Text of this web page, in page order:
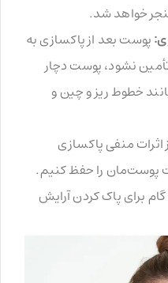
خواهد شد.
پوست بعد از پاکسازی به
نشود، پوست دچار
خطوط ریز و چین و
اثرات منفی پاکسازی
پوست‌مان را حفظ کنیم.
برای پاک کردن آرایش